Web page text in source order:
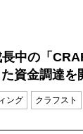
中の「
資金調達を
ング クラフスト